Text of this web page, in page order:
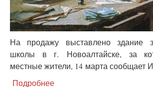
На продажу выставлено здание
школы в г. Новоалтайске, за
местные жители, 14 марта сообщает
Подробнее